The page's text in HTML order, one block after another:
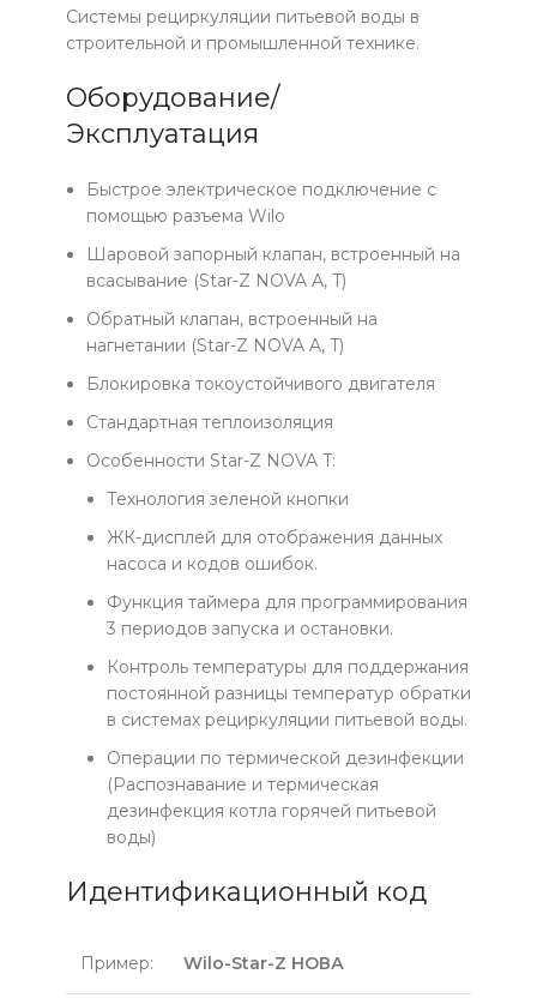
Системы рециркуляции питьевой воды в
строительной и промышленной технике.
Оборудование/
Эксплуатация
Быстрое электрическое подключение с
помощью разъема Wilo
Шаровой запорный клапан, встроенный на
всасывание (Star-Z NOVA A, T)
Обратный клапан, встроенный на
нагнетании (Star-Z NOVA A, T)
Блокировка токоустойчивого двигателя
Стандартная теплоизоляция
Особенности Star-Z NOVA T:
Технология зеленой кнопки
ЖК-дисплей для отображения данных
насоса и кодов ошибок.
Функция таймера для программирования
3 периодов запуска и остановки.
Контроль температуры для поддержания
постоянной разницы температур обратки
в системах рециркуляции питьевой воды.
Операции по термической дезинфекции
(Распознавание и термическая
дезинфекция котла горячей питьевой
воды)
Идентификационный код
Пример: Wilo-Star-Z НОВА